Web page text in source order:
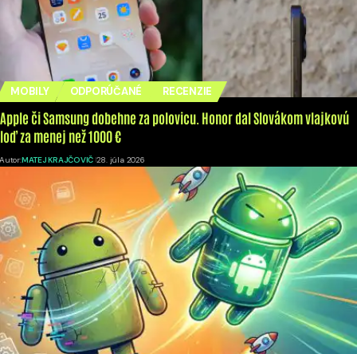
MOBILY ODPORÚČANÉ RECENZIE
Apple či Samsung dobehne za polovicu. Honor dal Slovákom vlajkovú
loď za menej než 1000 €
Autor:MATEJ KRAJČOVIČ 28. júla 2026